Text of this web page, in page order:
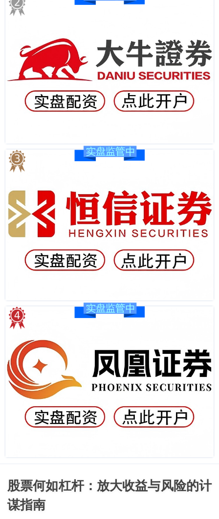
股票何如杠杆：放大收益与风险的计
谋指南